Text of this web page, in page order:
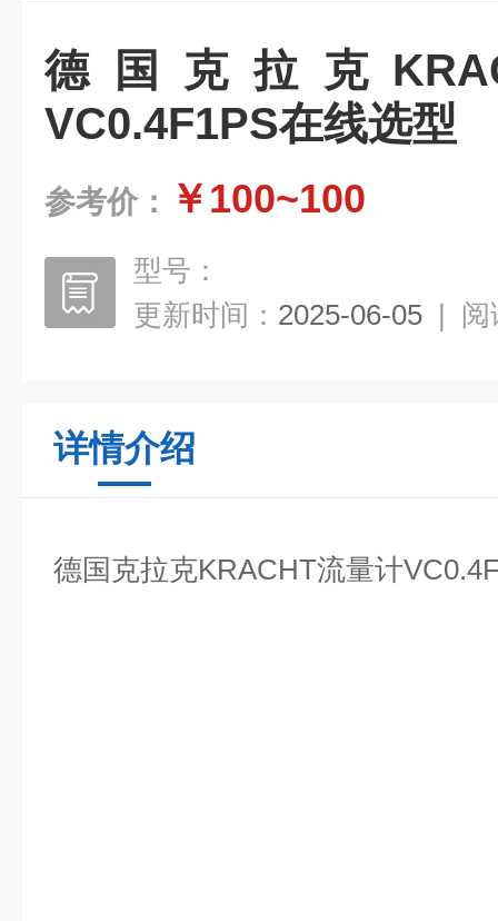
德国克拉克
VC0.4F1PS在线选型
参考价： ￥100~100
型号：
更新时间： 2025-06-05 | 阅
详情介绍
德国克拉克KRACHT流量计